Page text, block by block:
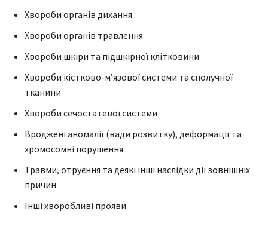
Хвороби органів дихання
Хвороби органів травлення
Хвороби шкіри та підшкірної клітковини
Хвороби кістково-м’язової системи та сполучної
тканини
Хвороби сечостатевої системи
Вроджені аномалії (вади розвитку), деформації та
хромосомні порушення
Травми, отруєння та деякі інші наслідки дії зовнішніх
причин
Інші хворобливі прояви